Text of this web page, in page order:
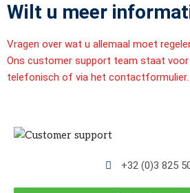
Wilt u meer
Vragen over wat u allemaal moet
Ons customer support team staat voor
telefonisch of via het contactformulier.
+32 (0)3 825